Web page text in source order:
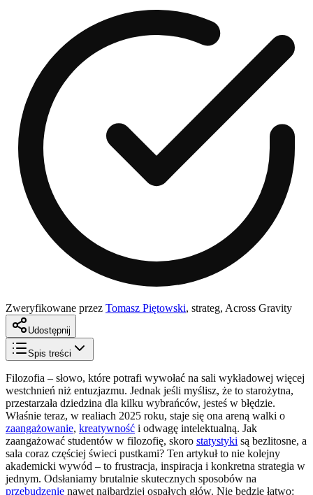
Zweryfikowane przez Tomasz Piętowski, strateg, Across Gravity
Udostępnij
Spis treści
Filozofia – słowo, które potrafi wywołać na sali wykładowej więcej
westchnień niż entuzjazmu. Jednak jeśli myślisz, że to starożytna,
przestarzała dziedzina dla kilku wybrańców, jesteś w błędzie.
Właśnie teraz, w realiach 2025 roku, staje się ona areną walki o
zaangażowanie, kreatywność i odwagę intelektualną. Jak
zaangażować studentów w filozofię, skoro statystyki są bezlitosne, a
sala coraz częściej świeci pustkami? Ten artykuł to nie kolejny
akademicki wywód – to frustracja, inspiracja i konkretna strategia w
jednym. Odsłaniamy brutalnie skutecznych sposobów na
przebudzenie nawet najbardziej ospałych głów. Nie będzie łatwo: